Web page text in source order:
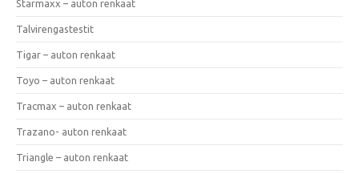
Starmaxx – auton renkaat
Talvirengastestit
Tigar – auton renkaat
Toyo – auton renkaat
Tracmax – auton renkaat
Trazano- auton renkaat
Triangle – auton renkaat